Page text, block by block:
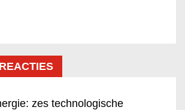
zes technologische